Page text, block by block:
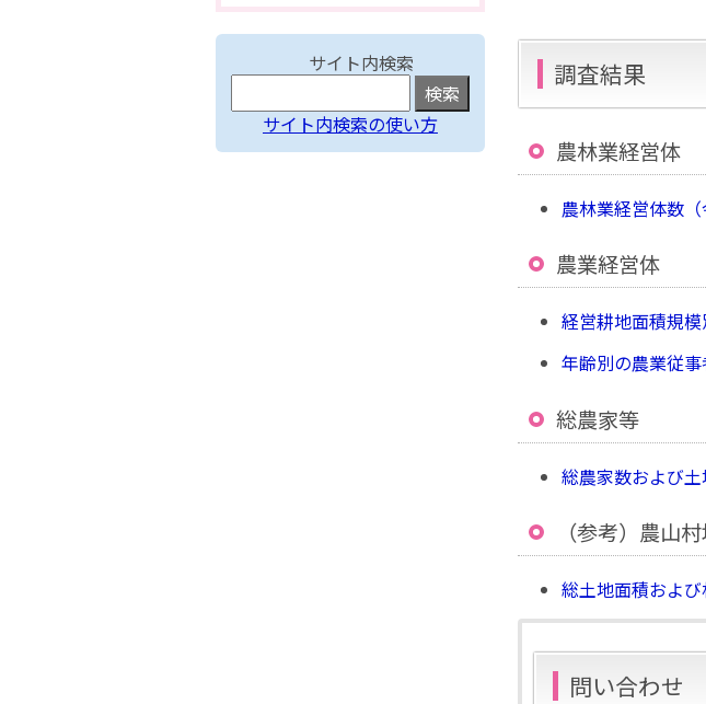
調査結果
農林業経営体
農林業経営体数（
農業経営体
経営耕地面積規模
年齢別の農業従事
総農家等
総農家数および土
（参考）農山
総土地面積および
問い合わせ
サイト内検索
サイト内検索の使い方